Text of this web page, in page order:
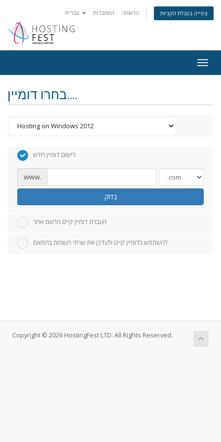
התחברות הרשמה צפייה בעגלת הקניות
בחרו דומיין....
רישום דומיין חדש
www.
בדוק
העברת דומיין קיים מרשם אחר
להשתמש בדומיין קיים ולעדכן את שרתי השמות בהתאם
Copyright © 2026 HostingFest LTD. All Rights Reserved.